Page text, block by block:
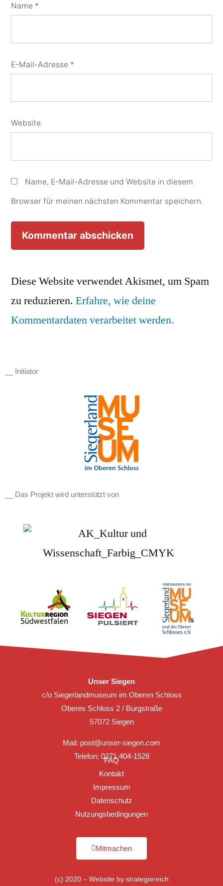
Name *
E-Mail-Adresse *
Website
Name, E-Mail-Adresse und Website in diesem
Browser für meinen nächsten Kommentar speichern.
Diese Website verwendet Akismet, um Spam
zu reduzieren. Erfahre, wie deine
Kommentardaten verarbeitet werden.
__ Initiator
__ Das Projekt wird unterstützt von
Unser Siegen
c/o Siegerlandmuseum im Oberen Schloss
Oberes Schloss 2 / Burgstraße
57072 Siegen
Mail: post@unser-siegen.com
Telefon: 0271 404-1528
FAQ
Kontakt
Impressum
Datenschutz
Nutzungsbedingungen
(c) 2020 – Website by strategiereich
Mitmachen